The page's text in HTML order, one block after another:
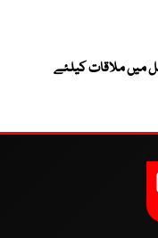
میں ملاقات کیلئے